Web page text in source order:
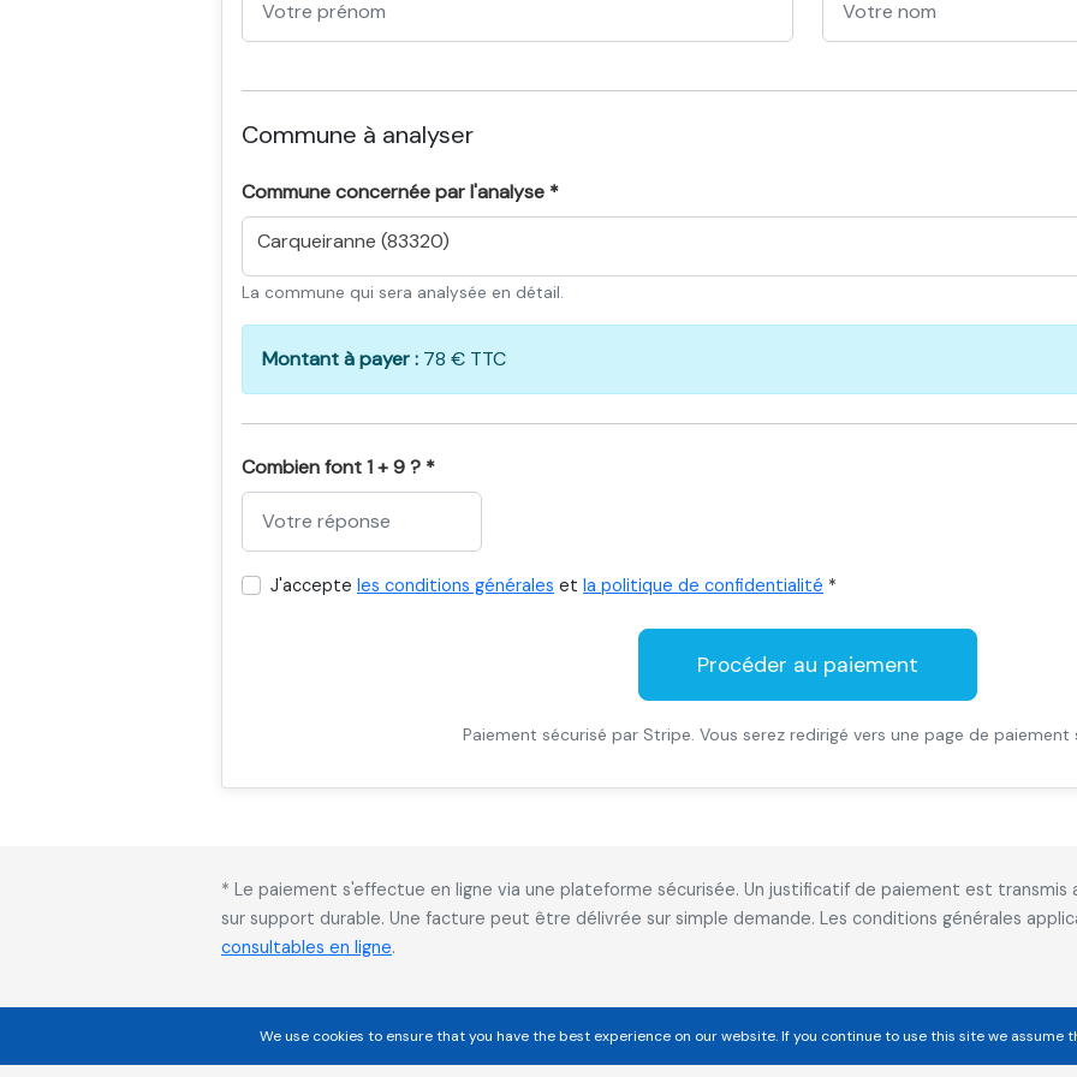
Commune à analyser
Commune concernée par l'analyse *
Carqueiranne (83320)
La commune qui sera analysée en détail.
Montant à payer : 78 € TTC
Combien font 1 + 9 ? *
J'accepte les conditions générales et la politique de confidentialité *
Procéder au paiement
Paiement sécurisé par Stripe. Vous serez redirigé vers une page de paiement
* Le paiement s'effectue en ligne via une plateforme sécurisée. Un justificatif de paiement est
sur support durable. Une facture peut être délivrée sur simple demande. Les conditions générales
consultables en ligne.
We use cookies to ensure that you have the best experience on our website. If you continue to use this site we assume